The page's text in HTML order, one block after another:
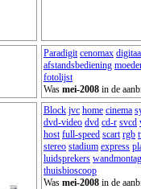
Paradigit cenomax
afstandsbediening
fotolijst
Was mei-2008 in de
Block jvc home cinema
dvd-video dvd cd-r svcd
host full-speed scart rgb
stereo stadium express
luidsprekers
thuisbioscoop
Was mei-2008 in de